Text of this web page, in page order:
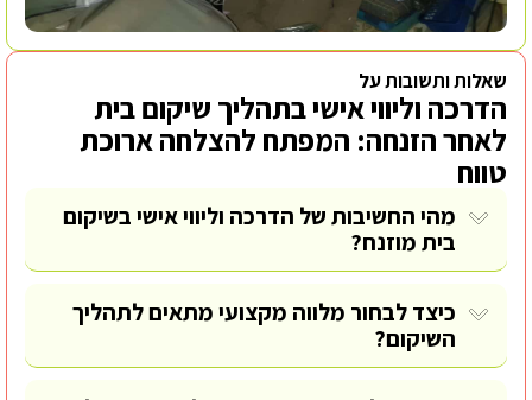
שאלות ותשובות על
הדרכה וליווי אישי בתהליך שיקום בית
לאחר הזנחה: המפתח להצלחה ארוכת
טווח
מהי החשיבות של הדרכה וליווי אישי בשיקום
בית מוזנח?
כיצד לבחור מלווה מקצועי מתאים לתהליך
השיקום?